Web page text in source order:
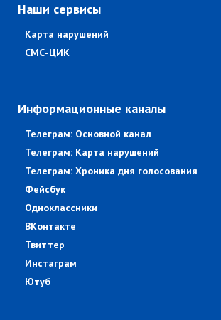
Наши сервисы
Карта нарушений
СМС-ЦИК
Информационные каналы
Телеграм: Основной канал
Телеграм: Карта нарушений
Телеграм: Хроника дня голосования
Фейсбук
Одноклассники
ВКонтакте
Твиттер
Инстаграм
Ютуб